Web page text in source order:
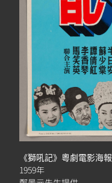
《獅吼記》粵劇電影海報
1959年